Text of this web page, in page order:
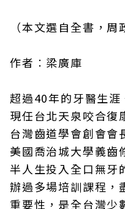
（本文選自全書，周
作者︰梁廣庫
超過40年的牙醫生涯
現任台北天泉咬合復
台灣齒道學會創會會
美國喬治城大學義齒
半人生投入全口無牙
辦過多場培訓課程，
重要性，是全台灣少